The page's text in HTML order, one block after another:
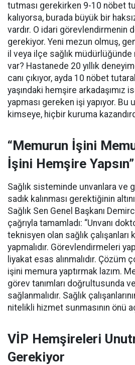
tutması gerekirken 9-10 nöbet
kalıyorsa, burada büyük bir
vardır. O idari görevlendirmenin
gerekiyor. Yeni mezun olmuş,
il veya ilçe sağlık müdürlüğünde
var? Hastanede 20 yıllık
canı çıkıyor, ayda 10 nöbet
yaşındaki hemşire arkadaşımız
yapması gereken işi yapıyor. Bu
kimseye, hiçbir kuruma
“Memurun İşini
İşini Hemşire Yapsın”
Sağlık sisteminde unvanlara ve
sadık kalınması gerektiğinin
Sağlık Sen Genel Başkanı
çağrıyla tamamladı: “Unvanı
teknisyen olan sağlık
yapmalıdır. Görevlendirmeleri
liyakat esas alınmalıdır.
işini memura yaptırmak lazım.
görev tanımları doğrultusunda
sağlanmalıdır. Sağlık
nitelikli hizmet sunmasının önü
VİP Hemşireleri
Gerekiyor